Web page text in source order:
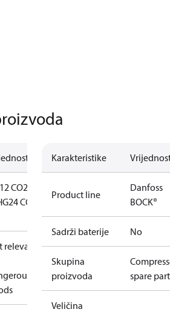
CO2
CO2
relevant
Karakteristike
Product line
Danfoss
BOCK®
Sadrži baterije No
Skupina
proizvoda
spare
Veličina